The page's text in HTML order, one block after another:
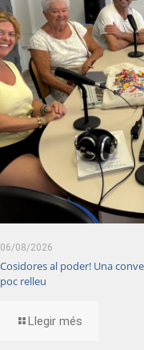
06/08/2026
Cosidores al poder! Una
poc relleu
Llegir més